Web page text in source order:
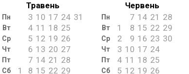
Травень
Пн 3 10 17 24 31
Вт 4 11 18 25
Ср 5 12 19 26
Чт 6 13 20 27
Пт 7 14 21 28
Сб 1 8 15 22 29
Червень
Пн 7 14 21 28
Вт 1 8 15 22 29
Ср 2 9 16 23 30
Чт 3 10 17 24
Пт 4 11 18 25
Сб 5 12 19 26